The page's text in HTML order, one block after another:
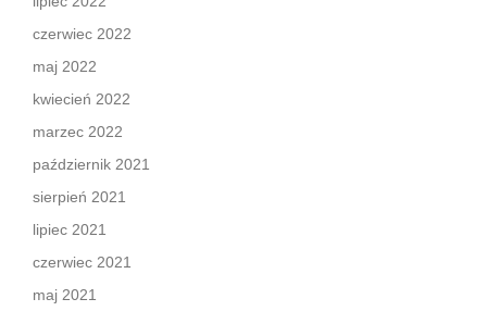
czerwiec 2022
maj 2022
kwiecień 2022
marzec 2022
październik 2021
sierpień 2021
lipiec 2021
czerwiec 2021
maj 2021